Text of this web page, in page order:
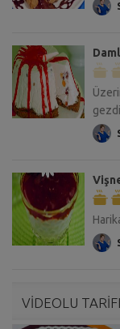
VİDEOLU